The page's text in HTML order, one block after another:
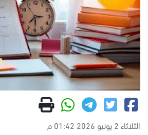
الثلاثاء 2 يونيو 2026 01:42 م